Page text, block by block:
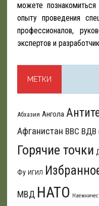
можете
опыту проведения
профессионалов,
экспертов и
МЕТКИ
Абхазия Ангола
Афганистан ВВС ВДВ
Горячие точки
Фу ИГИЛ
МВД НАТО